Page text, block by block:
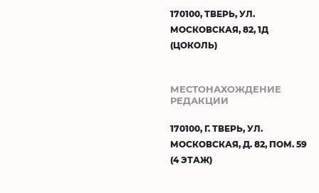
170100, ТВЕРЬ, УЛ.
МОСКОВСКАЯ, 82, 1Д
(ЦОКОЛЬ)
МЕСТОНАХОЖДЕНИЕ
РЕДАКЦИИ
170100, Г. ТВЕРЬ, УЛ.
МОСКОВСКАЯ, Д. 82, ПОМ. 59
(4 ЭТАЖ)